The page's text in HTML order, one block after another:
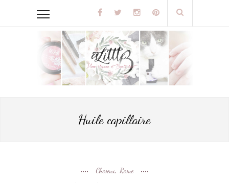
Huile capillaire
Cheveux, Revue